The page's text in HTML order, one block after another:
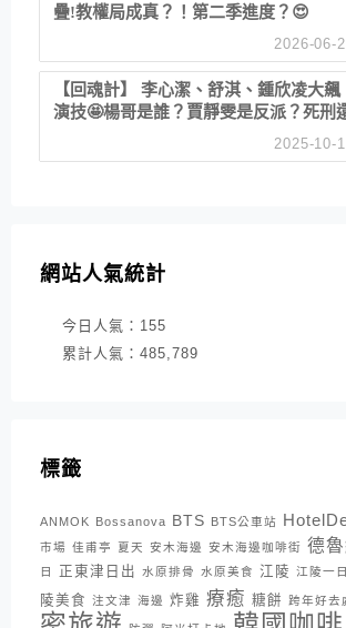
疊!教權局成真？！第二季進度？😍
2026-06-
【回魂計】 李心潔、舒淇、鍾欣凌大飆
演技🤩楊哥是誰？賈靜雯是反派？死刑
2025-10-
網站人氣統計
今日人氣： 155
累計人氣： 485,789
標籤
ANMOK Bossanova BTS BTS公車站
市場 佳甫亭 夏天 安木海邊 安木海邊咖啡街 德
日
正東津日出 水原排骨 水原美食 江陵 江陵一
陵美食 注文津 海邊 炸雞 療癒 糖餅 跨年好去